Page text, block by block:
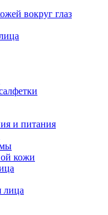
вокруг глаз
и питания
кожи
лица